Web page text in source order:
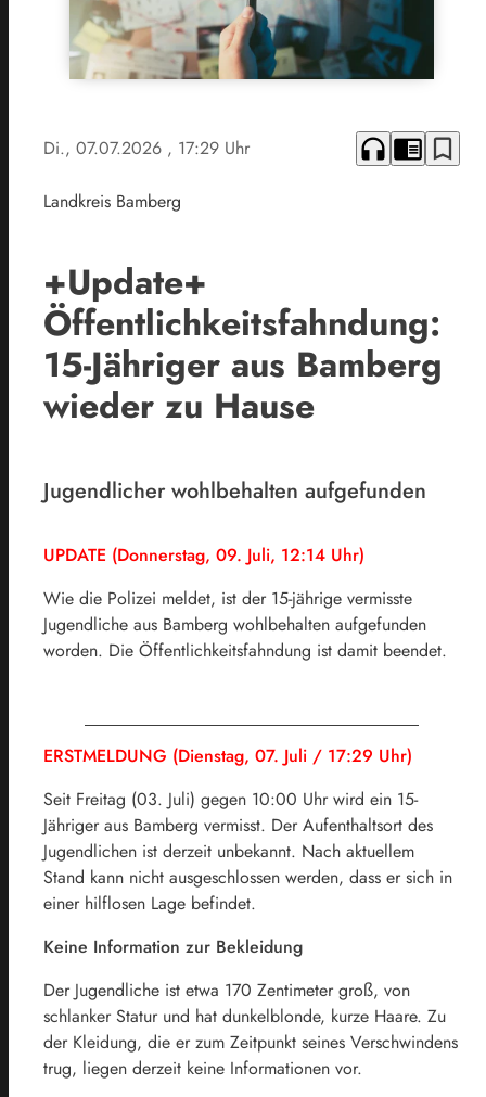
Di., 07.07.2026 , 17:29 Uhr headphones chrome_reader_mode bookmark_border
Landkreis Bamberg
+Update+
Öffentlichkeitsfahndung:
15-Jähriger aus Bamberg
wieder zu Hause
Jugendlicher wohlbehalten aufgefunden
UPDATE (Donnerstag, 09. Juli, 12:14 Uhr)
Wie die Polizei meldet, ist der 15-jährige vermisste
Jugendliche aus Bamberg wohlbehalten aufgefunden
worden. Die Öffentlichkeitsfahndung ist damit beendet.
ERSTMELDUNG (Dienstag, 07. Juli / 17:29 Uhr)
Seit Freitag (03. Juli) gegen 10:00 Uhr wird ein 15-
Jähriger aus Bamberg vermisst. Der Aufenthaltsort des
Jugendlichen ist derzeit unbekannt. Nach aktuellem
Stand kann nicht ausgeschlossen werden, dass er sich in
einer hilflosen Lage befindet.
Keine Information zur Bekleidung
Der Jugendliche ist etwa 170 Zentimeter groß, von
schlanker Statur und hat dunkelblonde, kurze Haare. Zu
der Kleidung, die er zum Zeitpunkt seines Verschwindens
trug, liegen derzeit keine Informationen vor.